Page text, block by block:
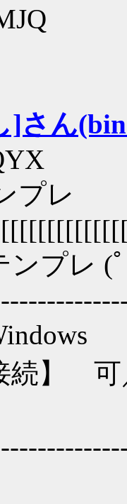
]さん
プレ
プレ (
続】